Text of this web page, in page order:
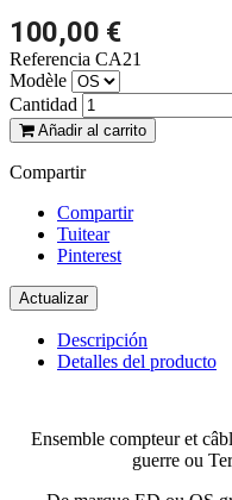
100,00 €
Referencia CA21
Modèle
Cantidad
Añadir al carrito
Compartir
Compartir
Tuitear
Pinterest
Descripción
Detalles del producto
Ensemble compteur et
guerre ou